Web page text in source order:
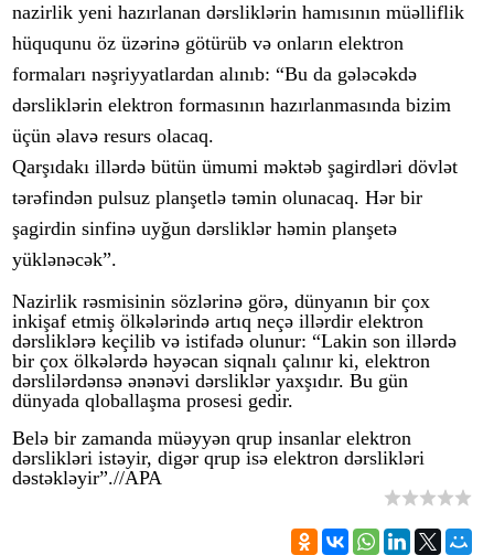
nazirlik yeni hazırlanan dərsliklərin hamısının müəlliflik
hüququnu öz üzərinə götürüb və onların elektron
formaları nəşriyyatlardan alınıb: “Bu da gələcəkdə
dərsliklərin elektron formasının hazırlanmasında bizim
üçün əlavə resurs olacaq.
Qarşıdakı illərdə bütün ümumi məktəb şagirdləri dövlət
tərəfindən pulsuz planşetlə təmin olunacaq. Hər bir
şagirdin sinfinə uyğun dərsliklər həmin planşetə
yüklənəcək”.
Nazirlik rəsmisinin sözlərinə görə, dünyanın bir çox
inkişaf etmiş ölkələrində artıq neçə illərdir elektron
dərsliklərə keçilib və istifadə olunur: “Lakin son illərdə
bir çox ölkələrdə həyəcan siqnalı çalınır ki, elektron
dərslilərdənsə ənənəvi dərsliklər yaxşıdır. Bu gün
dünyada qloballaşma prosesi gedir.
Belə bir zamanda müəyyən qrup insanlar elektron
dərslikləri istəyir, digər qrup isə elektron dərslikləri
dəstəkləyir”.//APA